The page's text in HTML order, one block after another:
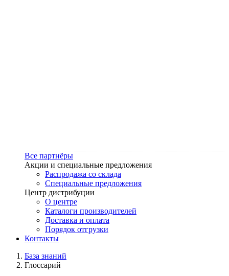
Все партнёры
Акции и специальные предложения
Распродажа со склада
Специальные предложения
Центр дистрибуции
О центре
Каталоги производителей
Доставка и оплата
Порядок отгрузки
Контакты
База знаний
Глоссарий